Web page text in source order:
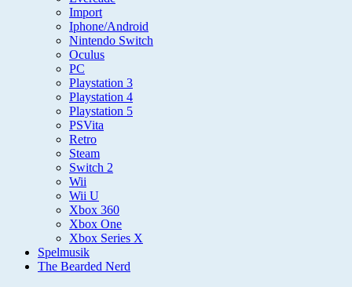
Import
Iphone/Android
Nintendo Switch
Oculus
PC
Playstation 3
Playstation 4
Playstation 5
PSVita
Retro
Steam
Switch 2
Wii
Wii U
Xbox 360
Xbox One
Xbox Series X
Spelmusik
The Bearded Nerd